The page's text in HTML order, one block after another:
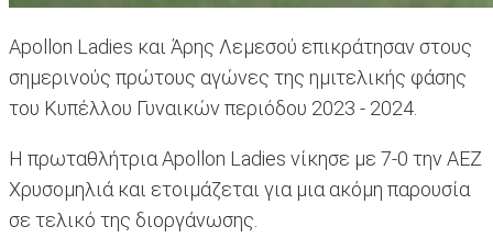
Apollon Ladies και Άρης Λεμεσού επικράτησαν στους
σημερινούς πρώτους αγώνες της ημιτελικής φάσης
του Κυπέλλου Γυναικών περιόδου 2023 - 2024.
Η πρωταθλήτρια Apollon Ladies νίκησε με 7-0 την ΑΕΖ
Χρυσομηλιά και ετοιμάζεται για μια ακόμη παρουσία
σε τελικό της διοργάνωσης.